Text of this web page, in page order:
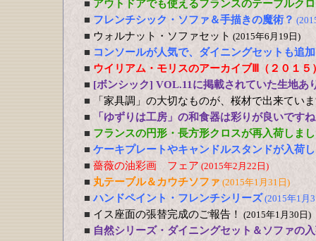
■ アウトドアでも使えるフランスのテーブルク
■ フレンチシック・ソファ＆手描きの魔術？
■ ウォルナット・ソファセット (2015年6月19日)
■ コンソールが人気で、ダイニングセットも追
■ ウイリアム・モリスのアーカイブⅢ（２０１５
■ [ボンシック] VOL.11に掲載されていた生地あ
■
「家具調」の大切なものが、桜材で出来てい
■
「ゆずりは工房」の和食器は彩りが良いです
■ フランスの円形・長方形クロスが再入荷しま
■ ケーキプレートやキャンドルスタンドが入荷
■ 薔薇の油彩画 フェア (2015年2月22日)
■ 丸テーブル＆カウチソファ (2015年1月31日)
■ ハンドペイント・フレンチシリーズ (2015年1月
■ イス座面の張替完成のご報告！ (2015年1月30日)
■ 自然シリーズ・ダイニングセット＆ソファの